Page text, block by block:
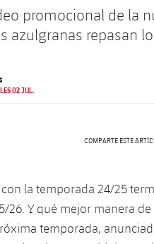
promocional de la
azulgranas repasan
02 JUL.
COMPARTE ESTE
con la temporada 24/25
26. Y qué mejor manera
temporada,